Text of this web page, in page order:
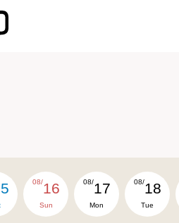
08/ 16
Sun
08/ 17
Mon
08/ 18
Tue